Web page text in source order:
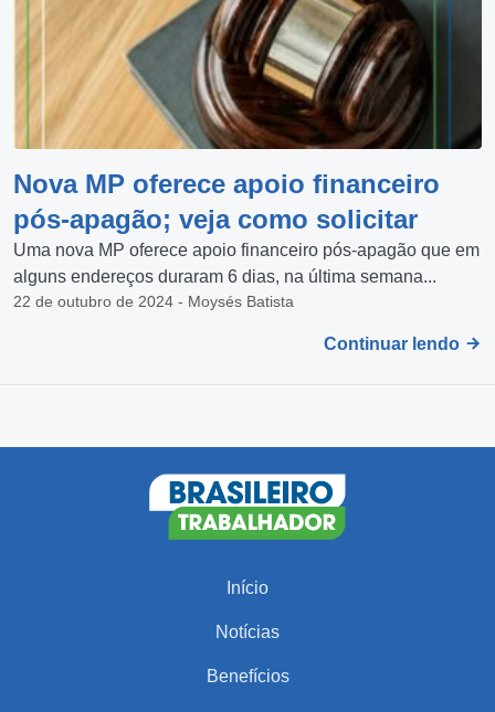
Nova MP oferece apoio financeiro
pós-apagão; veja como solicitar
Uma nova MP oferece apoio financeiro pós-apagão que em
alguns endereços duraram 6 dias, na última semana...
22 de outubro de 2024 - Moysés Batista
Continuar lendo
Início
Notícias
Benefícios